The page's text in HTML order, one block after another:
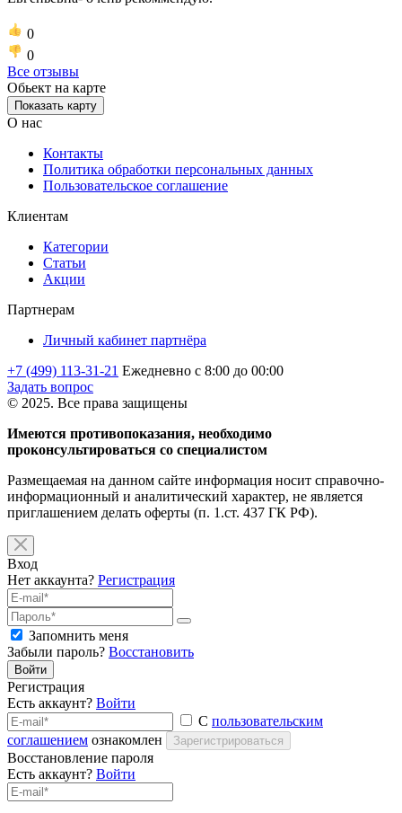
0
0
Все отзывы
Обьект на карте
Показать карту
О нас
Контакты
Политика обработки персональных данных
Пользовательское соглашение
Клиентам
Категории
Статьи
Акции
Партнерам
Личный кабинет партнёра
+7 (499) 113-31-21 Ежедневно с 8:00 до 00:00
Задать вопрос
© 2025. Все права защищены
Имеются противопоказания, необходимо
проконсультироваться со специалистом
Размещаемая на данном сайте информация носит справочно-
информационный и аналитический характер, не является
приглашением делать оферты (п. 1.ст. 437 ГК РФ).
Вход
Нет аккаунта? Регистрация
Запомнить меня
Забыли пароль? Восстановить
Войти
Регистрация
Есть аккаунт? Войти
С пользовательским
соглашением ознакомлен Зарегистрироваться
Восстановление пароля
Есть аккаунт? Войти